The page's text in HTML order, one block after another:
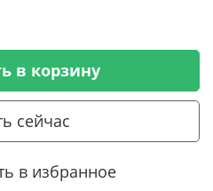
в корзину
сейчас
в избранное